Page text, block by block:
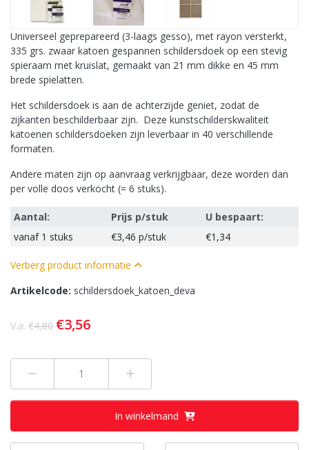
Universeel geprepareerd (3-laags gesso), met rayon versterkt,
335 grs. zwaar katoen gespannen schildersdoek op een stevig
spieraam met kruislat, gemaakt van 21 mm dikke en 45 mm
brede spielatten.
Het schildersdoek is aan de achterzijde geniet, zodat de
zijkanten beschilderbaar zijn. Deze kunstschilderskwaliteit
katoenen schildersdoeken zijn leverbaar in 40 verschillende
formaten.
Andere maten zijn op aanvraag verkrijgbaar, deze worden dan
per volle doos verkocht (= 6 stuks).
Aantal: Prijs p/stuk
U bespaart:
vanaf 1 stuks €3,46 p/stuk €1,34
Verberg product informatie
Artikelcode: schildersdoek_katoen_deva
V.a. €4,80 €3,56
In winkelmand